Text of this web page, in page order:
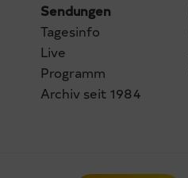
Sendungen
Tagesinfo
Live
Programm
Archiv seit 1984